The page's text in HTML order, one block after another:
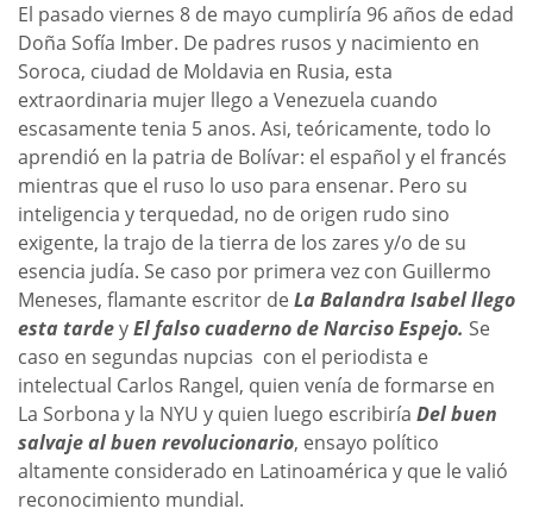
El pasado viernes 8 de mayo cumpliría 96 años de edad
Doña Sofía Imber. De padres rusos y nacimiento en
Soroca, ciudad de Moldavia en Rusia, esta
extraordinaria mujer llego a Venezuela cuando
escasamente tenia 5 anos. Asi, teóricamente, todo lo
aprendió en la patria de Bolívar: el español y el francés
mientras que el ruso lo uso para ensenar. Pero su
inteligencia y terquedad, no de origen rudo sino
exigente, la trajo de la tierra de los zares y/o de su
esencia judía. Se caso por primera vez con Guillermo
Meneses, flamante escritor deLa Balandra Isabel llego
esta tardeyEl falso cuaderno de Narciso Espejo. Se
caso en segundas nupcias con el periodista e
intelectual Carlos Rangel, quien venía de formarse en
La Sorbona y la NYU y quien luego escribiría Del buen
salvaje al buen revolucionario, ensayo político
altamente considerado en Latinoamérica y que le valió
reconocimiento mundial.